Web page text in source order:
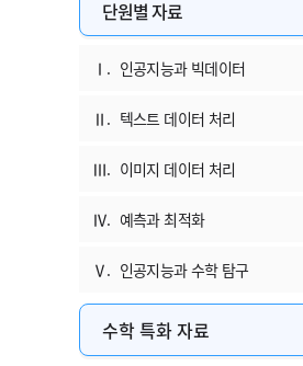
단원별 자료
Ⅰ. 인공지능과 빅데이터
Ⅱ. 텍스트 데이터 처리
Ⅲ. 이미지 데이터 처리
Ⅳ. 예측과 최적화
Ⅴ. 인공지능과 수학 탐구
수학 특화 자료